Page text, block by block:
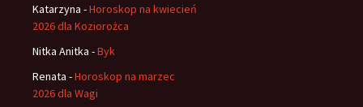
Katarzyna -Horoskop na kwiecień
2026 dla Koziorożca
Nitka Anitka -Byk
Renata -Horoskop na marzec
2026 dla Wagi